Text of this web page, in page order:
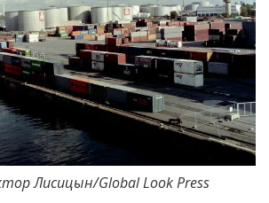
Лисицын/Global Look Press